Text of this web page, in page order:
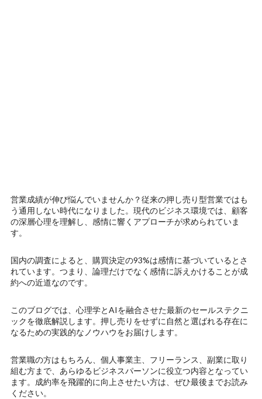
営業成績が伸び悩んでいませんか？従来の押し売り型営業ではも
う通用しない時代になりました。現代のビジネス環境では、顧客
の深層心理を理解し、感情に響くアプローチが求められていま
す。
国内の調査によると、購買決定の93%は感情に基づいているとさ
れています。つまり、論理だけでなく感情に訴えかけることが成
約への近道なのです。
このブログでは、心理学とAIを融合させた最新のセールステクニ
ックを徹底解説します。押し売りをせずに自然と選ばれる存在に
なるための実践的なノウハウをお届けします。
営業職の方はもちろん、個人事業主、フリーランス、副業に取り
組む方まで、あらゆるビジネスパーソンに役立つ内容となってい
ます。成約率を飛躍的に向上させたい方は、ぜひ最後までお読み
ください。